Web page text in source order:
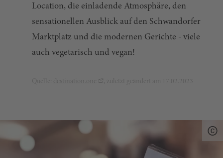
Location, die einladende Atmosphäre, den
sensationellen Ausblick auf den Schwandorfer
Marktplatz und die modernen Gerichte - viele
auch vegetarisch und vegan!